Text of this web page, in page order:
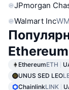
JPmorgan
Walmart Inc
Ethereum
EthereumETH
UNUS SED LEO
ChainlinkLINK